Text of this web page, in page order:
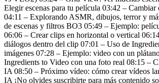
Elegir escenas para tu película 03:42 – Cambiar
04:11 – Explorando ASMR, dibujos, terror y
de escenas y filtros BO3 05:49 – Ejemplo:
06:06 – Crear clips en horizontal o vertical
diálogos dentro del clip 07:01 – Uso de
imágenes 07:28 – Ejemplo: video con un
Ingredients to Video con una foto real 08:15 –
IA 08:50 – Próximo vídeo: cómo crear vídeos
IA ¡No olvides suscribirte para más contenido